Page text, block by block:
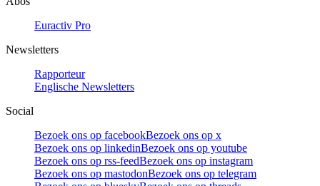
Euractiv Pro
Newsletters
Rapporteur
Englische Newsletters
Social
Bezoek ons op facebookBezoek ons op x
Bezoek ons op linkedinBezoek ons op youtube
Bezoek ons op rss-feedBezoek ons op instagram
Bezoek ons op mastodonBezoek ons op telegram